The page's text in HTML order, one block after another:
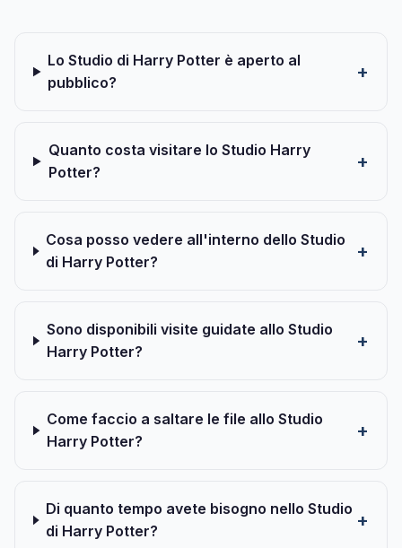
Lo Studio di Harry Potter è aperto al
pubblico?
Quanto costa visitare lo Studio Harry
Potter?
Cosa posso vedere all'interno dello Studio
di Harry Potter?
Sono disponibili visite guidate allo Studio
Harry Potter?
Come faccio a saltare le file allo Studio
Harry Potter?
Di quanto tempo avete bisogno nello Studio
di Harry Potter?